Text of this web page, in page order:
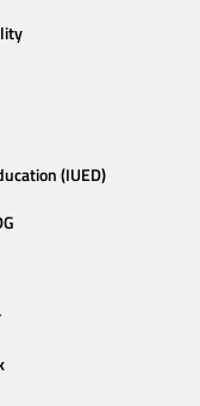
(IUED)